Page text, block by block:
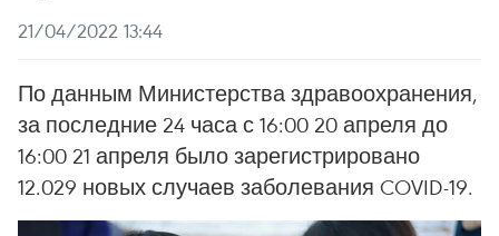
21/04/2022 13:44
По данным Министерства здравоохранения,
за последние 24 часа с 16:00 20 апреля до
16:00 21 апреля было зарегистрировано
12.029 новых случаев заболевания COVID-19.